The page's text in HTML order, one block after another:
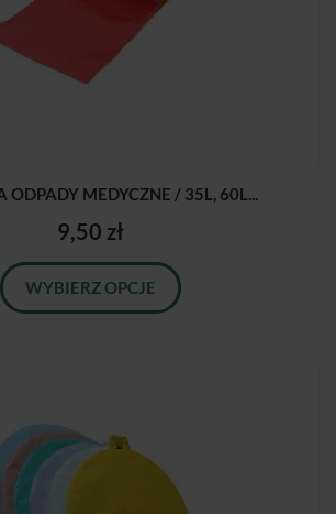
ODPADY MEDYCZNE / 35L, 60L...
9,50 zł
WYBIERZ OPCJE